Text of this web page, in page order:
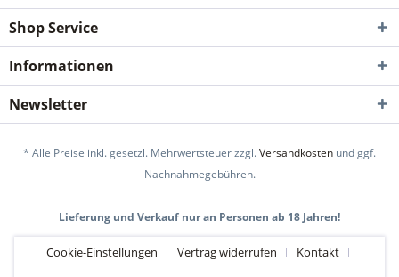
Shop Service
Informationen
Newsletter
* Alle Preise inkl. gesetzl. Mehrwertsteuer zzgl.Versandkosten und ggf.
Nachnahmegebühren.
Lieferung und Verkauf nur an Personen ab 18 Jahren!
Cookie-Einstellungen Vertrag widerrufen
Kontakt